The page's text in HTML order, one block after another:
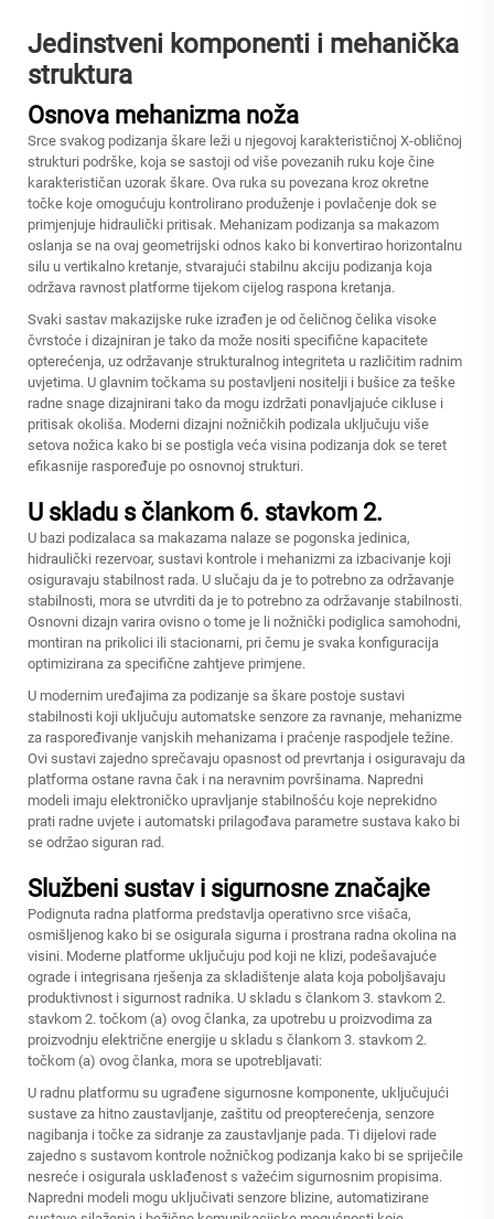
Jedinstveni komponenti i mehanička
struktura
Osnova mehanizma noža
Srce svakog podizanja škare leži u njegovoj karakterističnoj X-obličnoj
strukturi podrške, koja se sastoji od više povezanih ruku koje čine
karakterističan uzorak škare. Ova ruka su povezana kroz okretne
točke koje omogućuju kontrolirano produženje i povlačenje dok se
primjenjuje hidraulički pritisak. Mehanizam podizanja sa makazom
oslanja se na ovaj geometrijski odnos kako bi konvertirao horizontalnu
silu u vertikalno kretanje, stvarajući stabilnu akciju podizanja koja
održava ravnost platforme tijekom cijelog raspona kretanja.
Svaki sastav makazijske ruke izrađen je od čeličnog čelika visoke
čvrstoće i dizajniran je tako da može nositi specifične kapacitete
opterećenja, uz održavanje strukturalnog integriteta u različitim radnim
uvjetima. U glavnim točkama su postavljeni nositelji i bušice za teške
radne snage dizajnirani tako da mogu izdržati ponavljajuće cikluse i
pritisak okoliša. Moderni dizajni nožničkih podizala uključuju više
setova nožica kako bi se postigla veća visina podizanja dok se teret
efikasnije raspoređuje po osnovnoj strukturi.
U skladu s člankom 6. stavkom 2.
U bazi podizalaca sa makazama nalaze se pogonska jedinica,
hidraulički rezervoar, sustavi kontrole i mehanizmi za izbacivanje koji
osiguravaju stabilnost rada. U slučaju da je to potrebno za održavanje
stabilnosti, mora se utvrditi da je to potrebno za održavanje stabilnosti.
Osnovni dizajn varira ovisno o tome je li nožnički podiglica samohodni,
montiran na prikolici ili stacionarni, pri čemu je svaka konfiguracija
optimizirana za specifične zahtjeve primjene.
U modernim uređajima za podizanje sa škare postoje sustavi
stabilnosti koji uključuju automatske senzore za ravnanje, mehanizme
za raspoređivanje vanjskih mehanizama i praćenje raspodjele težine.
Ovi sustavi zajedno sprečavaju opasnost od prevrtanja i osiguravaju da
platforma ostane ravna čak i na neravnim površinama. Napredni
modeli imaju elektroničko upravljanje stabilnošću koje neprekidno
prati radne uvjete i automatski prilagođava parametre sustava kako bi
se održao siguran rad.
Službeni sustav i sigurnosne značajke
Podignuta radna platforma predstavlja operativno srce višača,
osmišljenog kako bi se osigurala sigurna i prostrana radna okolina na
visini. Moderne platforme uključuju pod koji ne klizi, podešavajuće
ograde i integrisana rješenja za skladištenje alata koja poboljšavaju
produktivnost i sigurnost radnika. U skladu s člankom 3. stavkom 2.
stavkom 2. točkom (a) ovog članka, za upotrebu u proizvodima za
proizvodnju električne energije u skladu s člankom 3. stavkom 2.
točkom (a) ovog članka, mora se upotrebljavati:
U radnu platformu su ugrađene sigurnosne komponente, uključujući
sustave za hitno zaustavljanje, zaštitu od preopterećenja, senzore
nagibanja i točke za sidranje za zaustavljanje pada. Ti dijelovi rade
zajedno s sustavom kontrole nožničkog podizanja kako bi se spriječile
nesreće i osigurala usklađenost s važećim sigurnosnim propisima.
Napredni modeli mogu uključivati senzore blizine, automatizirane